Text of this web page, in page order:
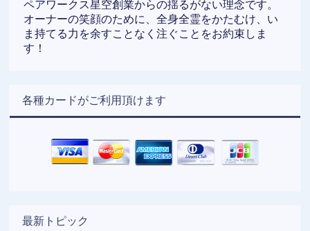
ペアワークス星空創業からの揺るがない理念です。
オーナーの笑顔のために、全身全霊をかたむけ、い
ま持てる力を余すことなく注ぐことをお約束しま
す！
各種カードがご利用頂けます
最新トピック